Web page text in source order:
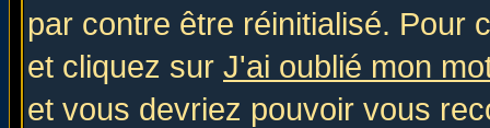
par contre être réinitialisé. Pour
et cliquez sur J'ai oublié mon
et vous devriez pouvoir vous